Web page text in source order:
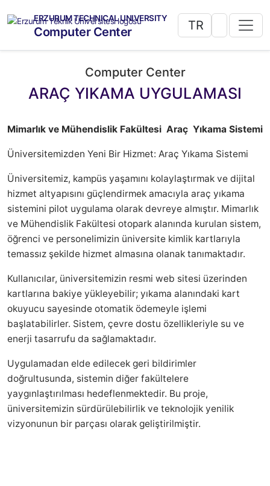
ERZURUM TECHNICAL UNIVERSITY
Computer Center TR
Computer Center
ARAÇ YIKAMA UYGULAMASI
Mimarlık ve Mühendislik Fakültesi Araç Yıkama Sistemi
Üniversitemizden Yeni Bir Hizmet: Araç Yıkama Sistemi
Üniversitemiz, kampüs yaşamını kolaylaştırmak ve dijital
hizmet altyapısını güçlendirmek amacıyla araç yıkama
sistemini pilot uygulama olarak devreye almıştır. Mimarlık
ve Mühendislik Fakültesi otopark alanında kurulan sistem,
öğrenci ve personelimizin üniversite kimlik kartlarıyla
temassız şekilde hizmet almasına olanak tanımaktadır.
Kullanıcılar, üniversitemizin resmi web sitesi üzerinden
kartlarına bakiye yükleyebilir; yıkama alanındaki kart
okuyucu sayesinde otomatik ödemeyle işlemi
başlatabilirler. Sistem, çevre dostu özellikleriyle su ve
enerji tasarrufu da sağlamaktadır.
Uygulamadan elde edilecek geri bildirimler
doğrultusunda, sistemin diğer fakültelere
yaygınlaştırılması hedeflenmektedir. Bu proje,
üniversitemizin sürdürülebilirlik ve teknolojik yenilik
vizyonunun bir parçası olarak geliştirilmiştir.